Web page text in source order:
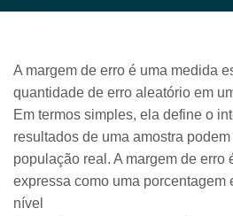
A margem de erro é uma medida
quantidade de erro aleatório em
Em termos simples, ela define o
resultados de uma amostra
população real. A margem de erro
expressa como uma porcentagem
nível